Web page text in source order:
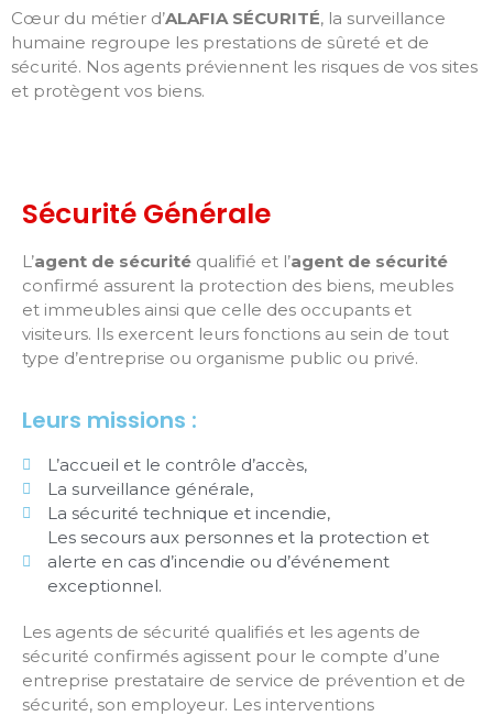
Cœur du métier d’ALAFIA SÉCURITÉ, la surveillance
humaine regroupe les prestations de sûreté et de
sécurité. Nos agents préviennent les risques de vos sites
et protègent vos biens.
Sécurité Générale
L’agent de sécurité qualifié et l’agent de sécurité
confirmé assurent la protection des biens, meubles
et immeubles ainsi que celle des occupants et
visiteurs. Ils exercent leurs fonctions au sein de tout
type d’entreprise ou organisme public ou privé.
Leurs missions :
L’accueil et le contrôle d’accès,
La surveillance générale,
La sécurité technique et incendie,
Les secours aux personnes et la protection et
alerte en cas d’incendie ou d’événement
exceptionnel.
Les agents de sécurité qualifiés et les agents de
sécurité confirmés agissent pour le compte d’une
entreprise prestataire de service de prévention et de
sécurité, son employeur. Les interventions